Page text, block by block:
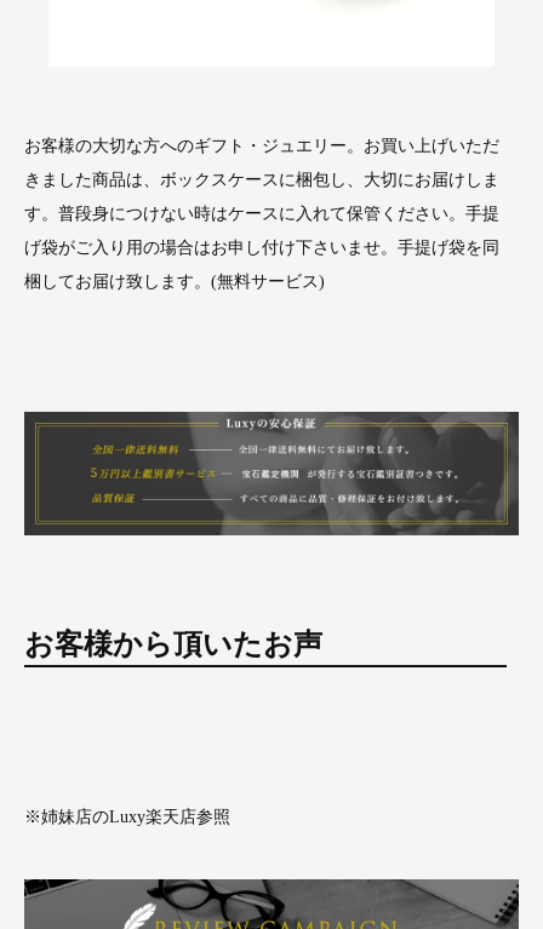
お客様の大切な方へのギフト・ジュエリー。お買い上げいただ
きました商品は、ボックスケースに梱包し、大切にお届けしま
す。普段身につけない時はケースに入れて保管ください。手提
げ袋がご入り用の場合はお申し付け下さいませ。手提げ袋を同
梱してお届け致します。(無料サービス)
お客様から頂いたお声
※姉妹店のLuxy楽天店参照